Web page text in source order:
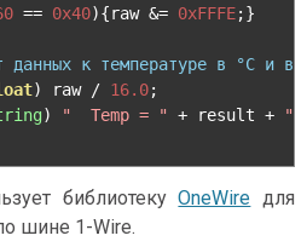
== 0x40){raw &= 0xFFFE;}
данных к температуре в °C и
) raw / 16.0;
) "  Temp = " + result +
библиотекуOneWire для
шине 1-Wire.